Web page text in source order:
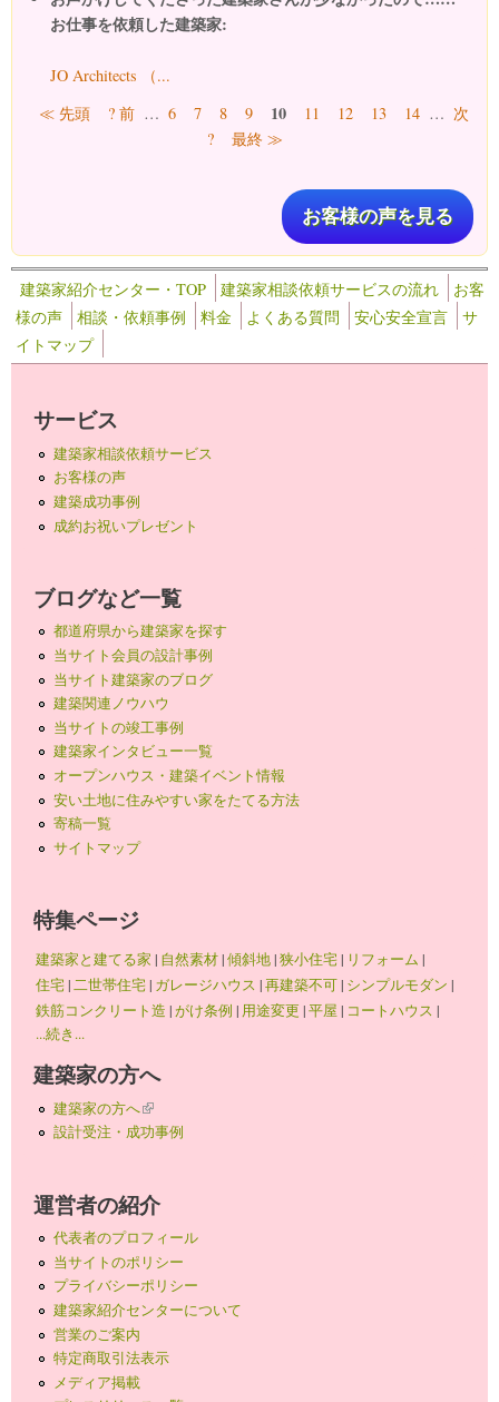
お仕事を依頼した建築家:
JO Architects （...
ページ
≪ 先頭 ? 前 … 6 7 8 9 10 11 12 13 14 … 次
?
最終 ≫
お客様の声を見る
建築家紹介センター・TOP 建築家相談依頼サービスの流れ
お客
様の声
相談・依頼事例 料金 よくある質問 安心安全宣言
サ
イトマップ
サービス
建築家相談依頼サービス
お客様の声
建築成功事例
成約お祝いプレゼント
ブログなど一覧
都道府県から建築家を探す
当サイト会員の設計事例
当サイト建築家のブログ
建築関連ノウハウ
当サイトの竣工事例
建築家インタビュー一覧
オープンハウス・建築イベント情報
安い土地に住みやすい家をたてる方法
寄稿一覧
サイトマップ
特集ページ
建築家と建てる家 | 自然素材|傾斜地|狭小住宅| リフォーム |
住宅|二世帯住宅| ガレージハウス |再建築不可| シンプルモダン |
鉄筋コンクリート造 |がけ条例 | 用途変更 |平屋 | コートハウス |
...続き...
建築家の方へ
建築家の方へ(link is external)
設計受注・成功事例
運営者の紹介
代表者のプロフィール
当サイトのポリシー
プライバシーポリシー
建築家紹介センターについて
営業のご案内
特定商取引法表示
メディア掲載